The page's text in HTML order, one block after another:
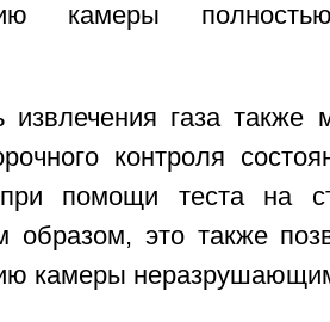
камеры
извлечения газа также
контроля
помощи теста на
образом, это также
камеры